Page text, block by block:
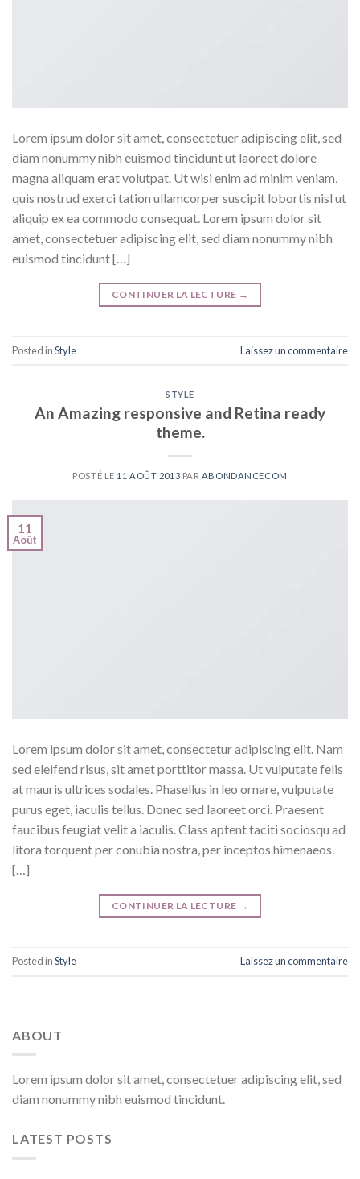
Lorem ipsum dolor sit amet, consectetuer adipiscing elit, sed
diam nonummy nibh euismod tincidunt ut laoreet dolore
magna aliquam erat volutpat. Ut wisi enim ad minim veniam,
quis nostrud exerci tation ullamcorper suscipit lobortis nisl ut
aliquip ex ea commodo consequat. Lorem ipsum dolor sit
amet, consectetuer adipiscing elit, sed diam nonummy nibh
euismod tincidunt […]
CONTINUER LA LECTURE →
Posted inStyle Laissez un commentaire
STYLE
An Amazing responsive and Retina ready
theme.
POSTÉ LE 11 AOÛT 2013 PAR ABONDANCECOM
11
Août
Lorem ipsum dolor sit amet, consectetur adipiscing elit. Nam
sed eleifend risus, sit amet porttitor massa. Ut vulputate felis
at mauris ultrices sodales. Phasellus in leo ornare, vulputate
purus eget, iaculis tellus. Donec sed laoreet orci. Praesent
faucibus feugiat velit a iaculis. Class aptent taciti sociosqu ad
litora torquent per conubia nostra, per inceptos himenaeos.
[…]
CONTINUER LA LECTURE →
Posted inStyle Laissez un commentaire
ABOUT
Lorem ipsum dolor sit amet, consectetuer adipiscing elit, sed
diam nonummy nibh euismod tincidunt.
LATEST POSTS